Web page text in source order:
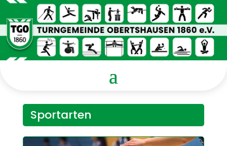
Sportarten